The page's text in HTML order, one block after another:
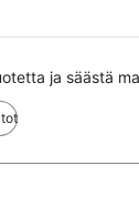
ja säästä